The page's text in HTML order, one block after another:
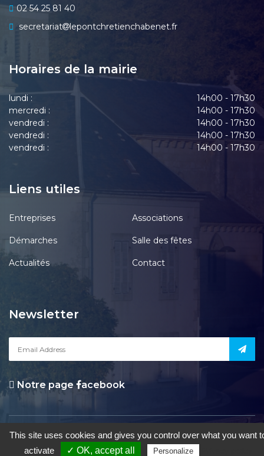
02 54 25 81 40
secretariat
lepontchretienchabenet.fr
Horaires de la mairie
lundi :
14h00 - 17h30
mercredi :
14h00 - 17h30
vendredi :
14h00 - 17h30
vendredi :
14h00 - 17h30
vendredi :
14h00 - 17h30
Liens utiles
Entreprises Associations
Démarches Salle des fêtes
Actualités Contact
Newsletter
Notre page acebook
le Pont-Chrétien-Chabenet|Mentions Légales|Accessibilité|Une
création de Gil FOURGEAUD
This site uses cookies and gives you control over what you want
activate
✓ OK, accept all Personalize